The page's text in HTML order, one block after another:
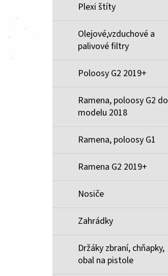
Plexi štíty
Olejové,vzduchové a
palivové filtry
Poloosy G2 2019+
Ramena, poloosy G2 do
modelu 2018
Ramena, poloosy G1
Ramena G2 2019+
Nosiče
Zahrádky
Držáky zbraní, chňapky,
obal na pistole